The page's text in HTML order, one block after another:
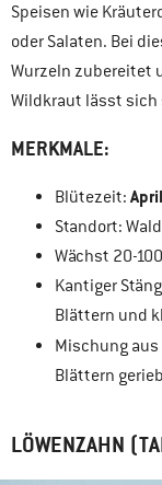
Speisen wie
oder Salaten. Bei
Wurzeln zubereitet
Wildkraut lässt
MERKMALE:
Blütezeit:
Standort:
Wächst 20-
Kantiger
Blättern und
Mischung aus
Blättern
LÖWENZAHN